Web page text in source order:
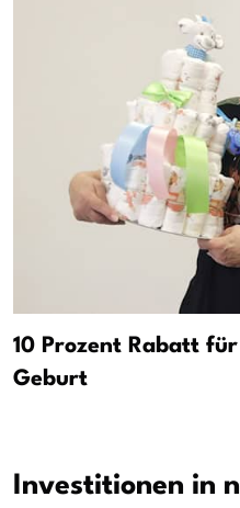
10 Prozent Rabatt
Geburt
Investitionen in